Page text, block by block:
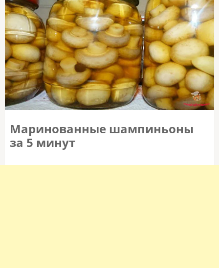
Маринованные шампиньоны
за 5 минут